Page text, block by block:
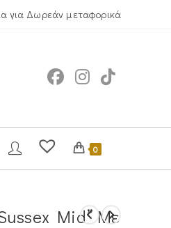
για Δωρεάν μεταφορικά
0
Mid” Με